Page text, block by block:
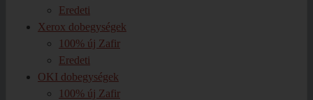
Eredeti
Xerox dobegységek
100% új Zafir
Eredeti
OKI dobegységek
100% új Zafir